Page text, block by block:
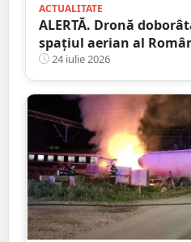
ACTUALITATE
ALERTĂ. Dronă
spațiul aerian al
județului Buzău
24 iulie 2026